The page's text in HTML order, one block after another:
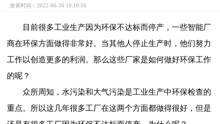
发表时间：2022-06-30 10:10:50
目前很多工业生产因为环保不达标而停产，一些智能厂
商在环保方面做得非常好。当其他人停止生产时，他们努力
工作以创造更多的利润。那么这些厂家是如何做好环保工作
的呢？
众所周知，水污染和大气污染是工业生产中环保检查的
重点。所以这几年很多工厂在这两个方面都做得很好，但是